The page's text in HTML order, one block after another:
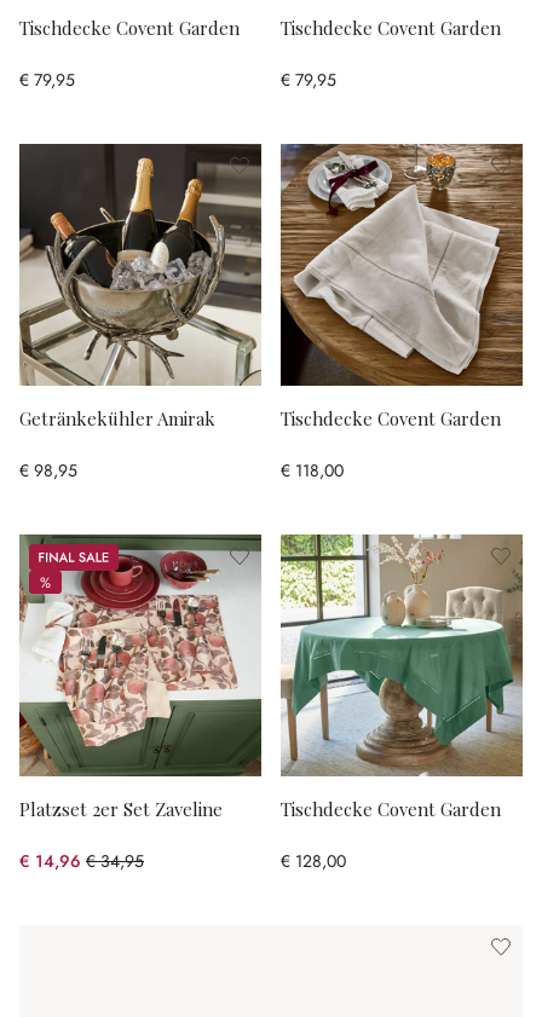
Tischdecke Covent Garden
€ 79,95
Tischdecke Covent Garden
€ 79,95
Getränkekühler Amirak
€ 98,95
Tischdecke Covent Garden
€ 118,00
Sale
%
%
Platzset 2er Set Zaveline
€ 14,96 € 34,95
(57.2% gespart)
Tischdecke Covent Garden
€ 128,00